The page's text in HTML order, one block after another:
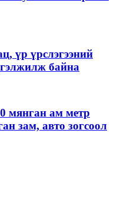
үр үрслэгээний
байна
мянган ам метр
зам, авто зогсоол